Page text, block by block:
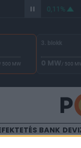
365,82 0,11%
/ 500 MW
3. blokk
0 MW/ 500
BANK